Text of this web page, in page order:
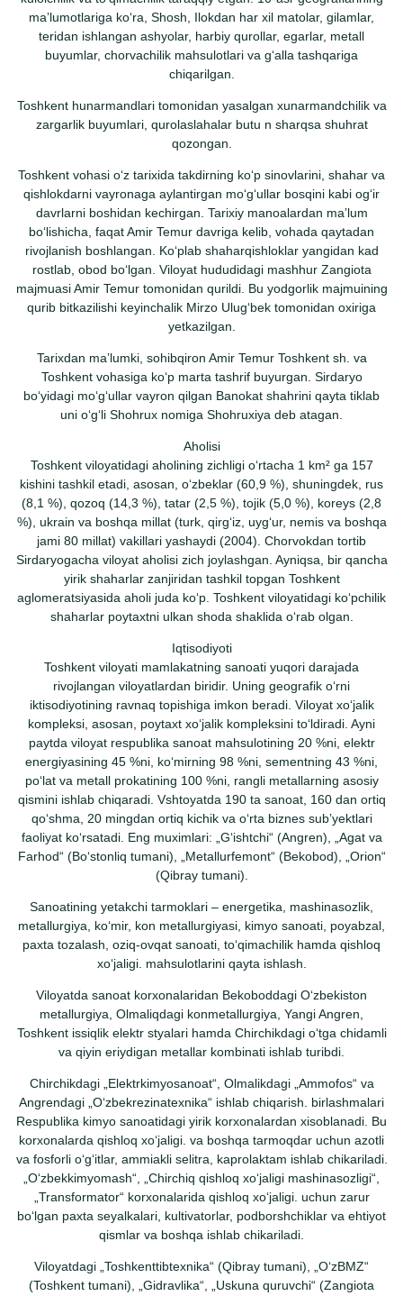
maʼlumotlariga koʻra, Shosh, Ilokdan har xil matolar, gilamlar,
teridan ishlangan ashyolar, harbiy qurollar, egarlar, metall
buyumlar, chorvachilik mahsulotlari va gʻalla tashqariga
chiqarilgan.
Toshkent hunarmandlari tomonidan yasalgan xunarmandchilik va
zargarlik buyumlari, qurolaslahalar butu n sharqsa shuhrat
qozongan.
Toshkent vohasi oʻz tarixida takdirning koʻp sinovlarini, shahar va
qishlokdarni vayronaga aylantirgan moʻgʻullar bosqini kabi ogʻir
davrlarni boshidan kechirgan. Tarixiy manoalardan maʼlum
boʻlishicha, faqat Amir Temur davriga kelib, vohada qaytadan
rivojlanish boshlangan. Koʻplab shaharqishloklar yangidan kad
rostlab, obod boʻlgan. Viloyat hududidagi mashhur Zangiota
majmuasi Amir Temur tomonidan qurildi. Bu yodgorlik majmuining
qurib bitkazilishi keyinchalik Mirzo Ulugʻbek tomonidan oxiriga
yetkazilgan.
Tarixdan maʼlumki, sohibqiron Amir Temur Toshkent sh. va
Toshkent vohasiga koʻp marta tashrif buyurgan. Sirdaryo
boʻyidagi moʻgʻullar vayron qilgan Banokat shahrini qayta tiklab
uni oʻgʻli Shohrux nomiga Shohruxiya deb atagan.
Aholisi
Toshkent viloyatidagi aholining zichligi oʻrtacha 1 km² ga 157
kishini tashkil etadi, asosan, oʻzbeklar (60,9 %), shuningdek, rus
(8,1 %), qozoq (14,3 %), tatar (2,5 %), tojik (5,0 %), koreys (2,8
%), ukrain va boshqa millat (turk, qirgʻiz, uygʻur, nemis va boshqa
jami 80 millat) vakillari yashaydi (2004). Chorvokdan tortib
Sirdaryogacha viloyat aholisi zich joylashgan. Ayniqsa, bir qancha
yirik shaharlar zanjiridan tashkil topgan Toshkent
aglomeratsiyasida aholi juda koʻp. Toshkent viloyatidagi koʻpchilik
shaharlar poytaxtni ulkan shoda shaklida oʻrab olgan.
Iqtisodiyoti
Toshkent viloyati mamlakatning sanoati yuqori darajada
rivojlangan viloyatlardan biridir. Uning geografik oʻrni
iktisodiyotining ravnaq topishiga imkon beradi. Viloyat xoʻjalik
kompleksi, asosan, poytaxt xoʻjalik kompleksini toʻldiradi. Ayni
paytda viloyat respublika sanoat mahsulotining 20 %ni, elektr
energiyasining 45 %ni, koʻmirning 98 %ni, sementning 43 %ni,
poʻlat va metall prokatining 100 %ni, rangli metallarning asosiy
qismini ishlab chiqaradi. Vshtoyatda 190 ta sanoat, 160 dan ortiq
qoʻshma, 20 mingdan ortiq kichik va oʻrta biznes subʼyektlari
faoliyat koʻrsatadi. Eng muximlari: „Gʻishtchi“ (Angren), „Agat va
Farhod“ (Boʻstonliq tumani), „Metallurfemont“ (Bekobod), „Orion“
(Qibray tumani).
Sanoatining yetakchi tarmoklari – energetika, mashinasozlik,
metallurgiya, koʻmir, kon metallurgiyasi, kimyo sanoati, poyabzal,
paxta tozalash, oziq-ovqat sanoati, toʻqimachilik hamda qishloq
xoʻjaligi. mahsulotlarini qayta ishlash.
Viloyatda sanoat korxonalaridan Bekoboddagi Oʻzbekiston
metallurgiya, Olmaliqdagi konmetallurgiya, Yangi Angren,
Toshkent issiqlik elektr styalari hamda Chirchikdagi oʻtga chidamli
va qiyin eriydigan metallar kombinati ishlab turibdi.
Chirchikdagi „Elektrkimyosanoat“, Olmalikdagi „Ammofos“ va
Angrendagi „Oʻzbekrezinatexnika“ ishlab chiqarish. birlashmalari
Respublika kimyo sanoatidagi yirik korxonalardan xisoblanadi. Bu
korxonalarda qishloq xoʻjaligi. va boshqa tarmoqdar uchun azotli
va fosforli oʻgʻitlar, ammiakli selitra, kaprolaktam ishlab chikariladi.
„Oʻzbekkimyomash“, „Chirchiq qishloq xoʻjaligi mashinasozligi“,
„Transformator“ korxonalarida qishloq xoʻjaligi. uchun zarur
boʻlgan paxta seyalkalari, kultivatorlar, podborshchiklar va ehtiyot
qismlar va boshqa ishlab chikariladi.
Viloyatdagi „Toshkenttibtexnika“ (Qibray tumani), „OʻzBMZ“
(Toshkent tumani), „Gidravlika“, „Uskuna quruvchi“ (Zangiota